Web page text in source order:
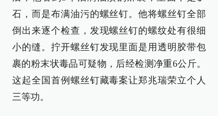
石，而是布满油污的螺丝钉。他将螺丝钉全部
倒出来逐个检查，发现螺丝钉的螺纹处有很细
小的缝。拧开螺丝钉发现里面是用透明胶带包
裹的粉末状毒品可疑物，后经检测净重6公斤。
这起全国首例螺丝钉藏毒案让郑兆瑞荣立个人
三等功。